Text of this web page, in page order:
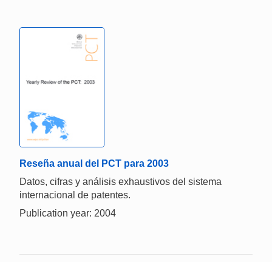
Reseña anual del PCT para 2003
Datos, cifras y análisis exhaustivos del sistema
internacional de patentes.
Publication year: 2004